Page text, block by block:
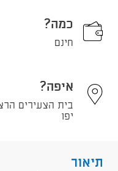
כמה?
חינם
איפה?
יפו
תיאור